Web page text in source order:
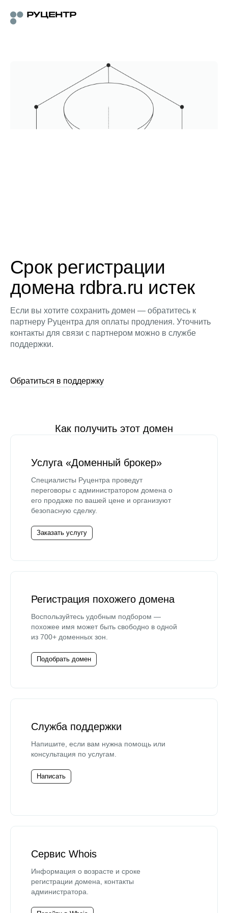
Срок регистрации
домена rdbra.ru истек
Если вы хотите сохранить домен — обратитесь к
партнеру Руцентра для оплаты продления. Уточнить
контакты для связи с партнером можно в службе
поддержки.
Обратиться в поддержку
Как получить этот домен
Услуга «Доменный брокер»
Специалисты Руцентра проведут
переговоры с администратором домена о
его продаже по вашей цене и организуют
безопасную сделку.
Заказать услугу
Регистрация похожего домена
Воспользуйтесь удобным подбором —
похожее имя может быть свободно в одной
из 700+ доменных зон.
Подобрать домен
Служба поддержки
Напишите, если вам нужна помощь или
консультация по услугам.
Написать
Сервис Whois
Информация о возрасте и сроке
регистрации домена, контакты
администратора.